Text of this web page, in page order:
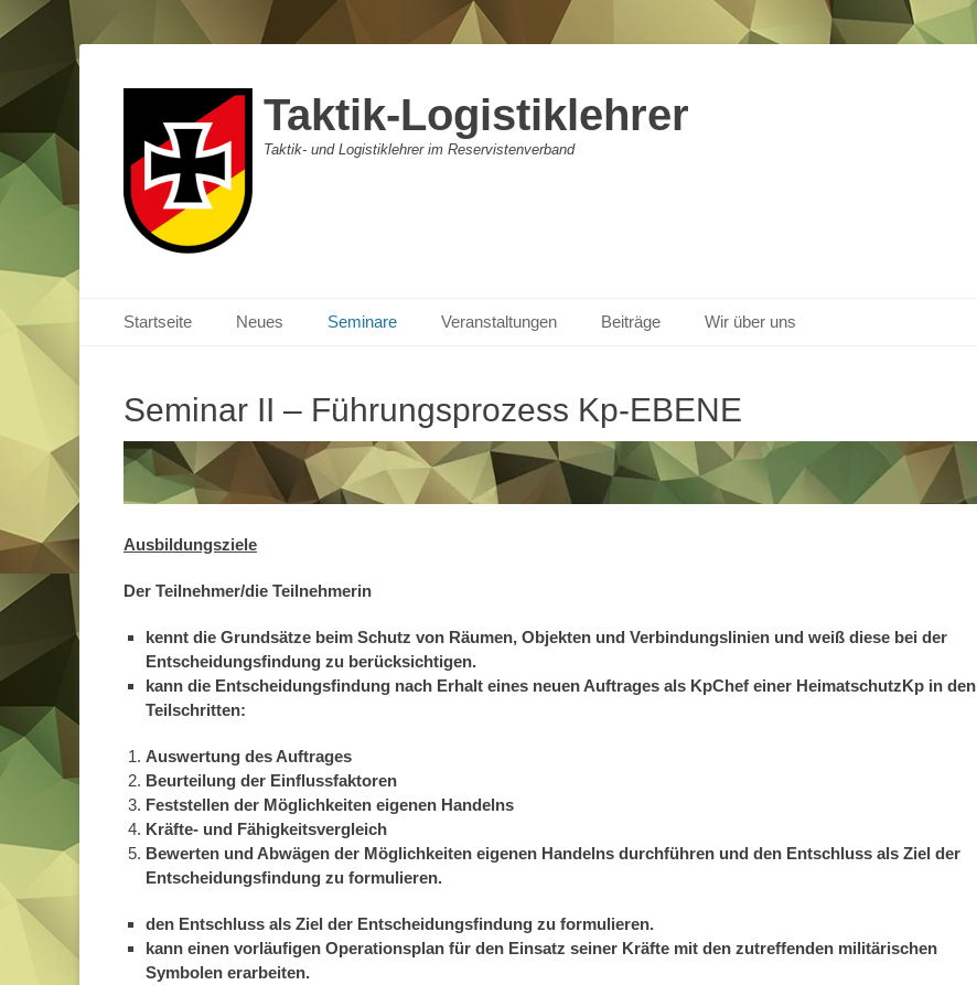
Taktik-Logistiklehrer
Taktik- und Logistiklehrer im Reservistenverband
Primäres Menü
Inhalt
Startseite Neues Seminare Veranstaltungen Beiträge Wir über uns
Seminar II – Führungsprozess Kp-EBENE
Ausbildungsziele
Der Teilnehmer/die Teilnehmerin
kennt die Grundsätze beim Schutz von Räumen, Objekten und Verbindungslinien und weiß diese bei der
Entscheidungsfindung zu berücksichtigen.
kann die Entscheidungsfindung nach Erhalt eines neuen Auftrages als KpChef einer HeimatschutzKp in den
Teilschritten:
Auswertung des Auftrages
Beurteilung der Einflussfaktoren
Feststellen der Möglichkeiten eigenen Handelns
Kräfte- und Fähigkeitsvergleich
Bewerten und Abwägen der Möglichkeiten eigenen Handelns durchführen und den Entschluss als Ziel der
Entscheidungsfindung zu formulieren.
den Entschluss als Ziel der Entscheidungsfindung zu formulieren.
kann einen vorläufigen Operationsplan für den Einsatz seiner Kräfte mit den zutreffenden militärischen
Symbolen erarbeiten.